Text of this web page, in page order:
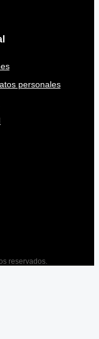
personales
reservados.